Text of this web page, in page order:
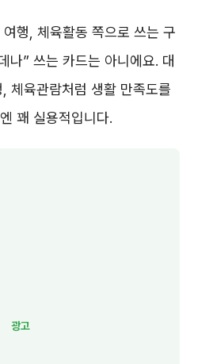
행, 체육활동 쪽으로 쓰는 구
나” 쓰는 카드는 아니에요. 대
체육관람처럼 생활 만족도를
꽤 실용적입니다.